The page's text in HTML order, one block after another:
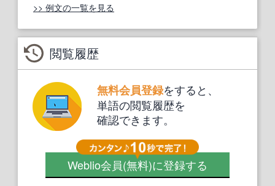
>> 例文の一覧を見る
閲覧履歴
無料会員登録をすると、
単語の閲覧履歴を
確認できます。
Weblio会員(無料)に登録する